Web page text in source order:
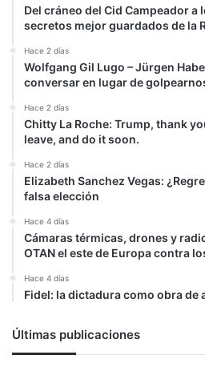
Del cráneo del Cid Campeador a
secretos mejor guardados de la
Hace 2 días
Wolfgang Gil Lugo – Jürgen
conversar en lugar de
Hace 2 días
Chitty La Roche: Trump, thank
leave, and do it soon.
Hace 2 días
Elizabeth Sanchez Vegas:
falsa elección
Hace 4 días
Cámaras térmicas, drones y
OTAN el este de Europa contra
Hace 4 días
Fidel: la dictadura como obra de
Últimas publicaciones